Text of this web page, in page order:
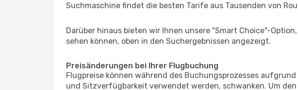
Suchmaschine findet die besten Tarife aus Tausenden von
Darüber hinaus bieten wir Ihnen unsere "Smart Choice"-
sehen können, oben in den Suchergebnissen angezeigt.
Preisänderungen bei Ihrer Flugbuchung
Flugpreise können während des Buchungsprozesses
und Sitzverfügbarkeit verwendet werden, schwanken. Um